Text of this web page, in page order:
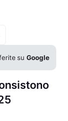
suGoogle